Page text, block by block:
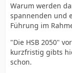
Warum werden
spannenden und
Führung im
"Die HSB 2050"
kurzfristig gibts
schon.